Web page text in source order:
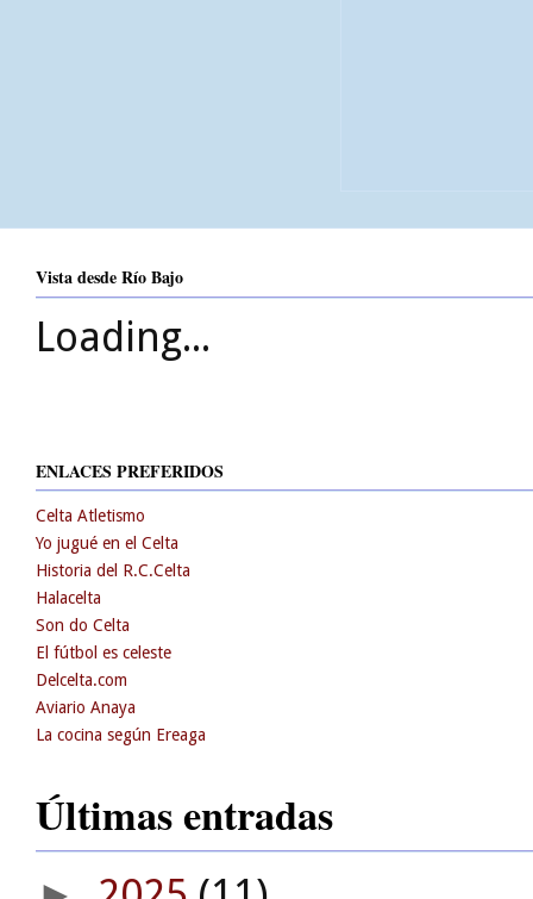
Vista desde Río Bajo
Loading...
ENLACES PREFERIDOS
Celta Atletismo
Yo jugué en el Celta
Historia del R.C.Celta
Halacelta
Son do Celta
El fútbol es celeste
Delcelta.com
Aviario Anaya
La cocina según Ereaga
Últimas entradas